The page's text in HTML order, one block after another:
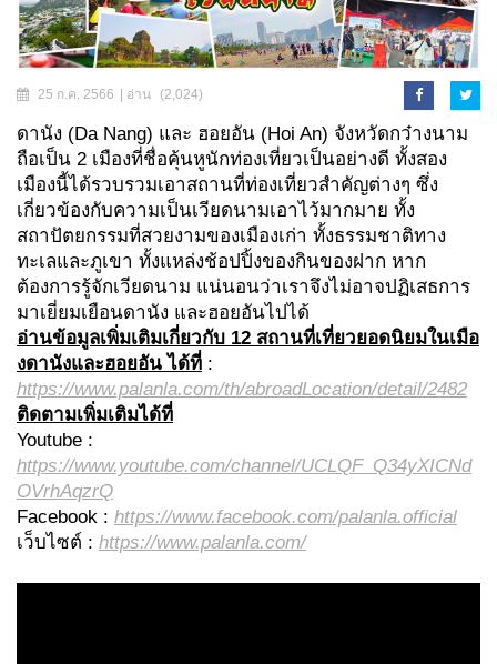
25 ก.ค. 2566 | อ่าน (2,024)
ดานัง (Da Nang) และ ฮอยอัน (Hoi An) จังหวัดกว๋างนาม
ถือเป็น 2 เมืองที่ชื่อคุ้นหูนักท่องเที่ยวเป็นอย่างดี ทั้งสอง
เมืองนี้ได้รวบรวมเอาสถานที่ท่องเที่ยวสำคัญต่างๆ ซึ่ง
เกี่ยวข้องกับความเป็นเวียดนามเอาไว้มากมาย ทั้ง
สถาปัตยกรรมที่สวยงามของเมืองเก่า ทั้งธรรมชาติทาง
ทะเลและภูเขา ทั้งแหล่งช้อปปิ้งของกินของฝาก หาก
ต้องการรู้จักเวียดนาม แน่นอนว่าเราจึงไม่อาจปฏิเสธการ
มาเยี่ยมเยือนดานัง และฮอยอันไปได้
อ่านข้อมูลเพิ่มเติมเกี่ยวกับ 12 สถานที่เที่ยวยอดนิยมในเมือ
งดานังและฮอยอัน ได้ที่ :
https://www.palanla.com/th/abroadLocation/detail/2482
ติดตามเพิ่มเติมได้ที่
Youtube :
https://www.youtube.com/channel/UCLQF_Q34yXICNd
OVrhAqzrQ
Facebook : https://www.facebook.com/palanla.official
เว็บไซต์ : https://www.palanla.com/